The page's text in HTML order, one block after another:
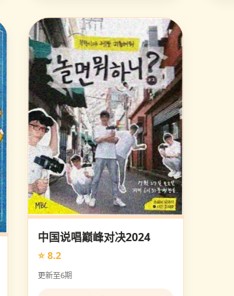
中国说唱巅峰对决2024
⭐ 8.2
更新至6期